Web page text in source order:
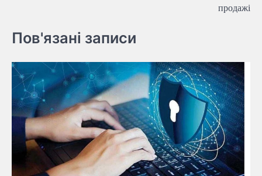
продажі
Пов'язані записи